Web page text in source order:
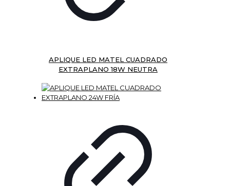
APLIQUE LED MATEL CUADRADO
EXTRAPLANO 18W NEUTRA